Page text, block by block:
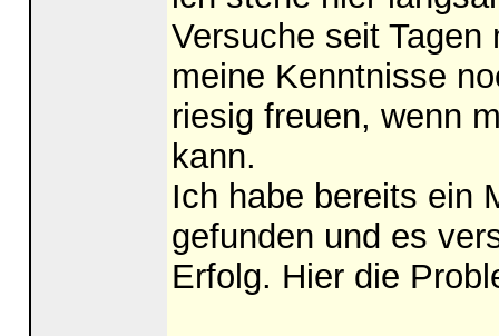
Versuche seit
meine Kenntnisse
riesig freuen, wenn
kann.
Ich habe bereits ein
gefunden und es
Erfolg. Hier die